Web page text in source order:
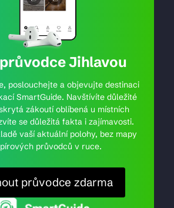
Jihlavou
poslouchejte a objevujte destinaci
SmartGuide. Navštívíte důležité
zákoutí oblíbená u místních
se důležitá fakta i zajímavosti.
vaší aktuální polohy, bez mapy
průvodců v ruce.
průvodce zdarma